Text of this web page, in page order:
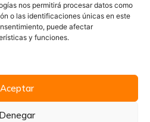
nos permitirá procesar datos como
o las identificaciones únicas en este
puede afectar
y funciones.
Aceptar
Denegar
Legal
Cookies